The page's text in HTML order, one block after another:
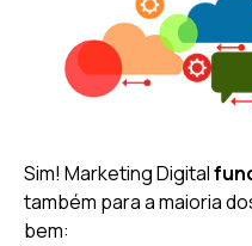
Sim! Marketing Digital
também para a maioria
bem: